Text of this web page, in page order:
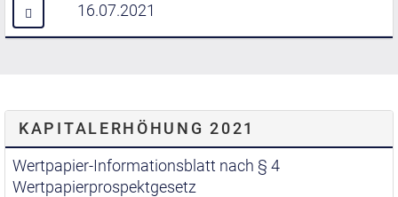
16.07.2021
KAPITALERHÖHUNG 2021
Wertpapier-Informationsblatt nach § 4
Wertpapierprospektgesetz